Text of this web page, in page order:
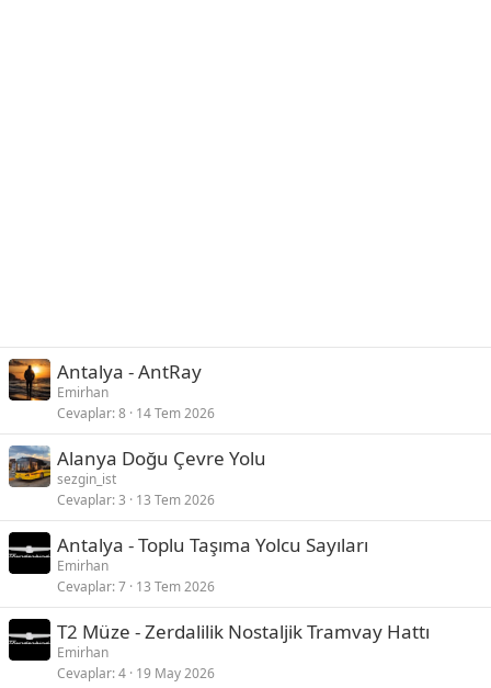
Antalya - AntRay
Emirhan
Cevaplar 8 14 Tem 2026
Alanya Doğu Çevre Yolu
sezgin_ist
Cevaplar 3 13 Tem 2026
Antalya - Toplu Taşıma Yolcu Sayıları
Emirhan
Cevaplar 7 13 Tem 2026
T2 Müze - Zerdalilik Nostaljik Tramvay Hattı
Emirhan
Cevaplar 4 19 May 2026